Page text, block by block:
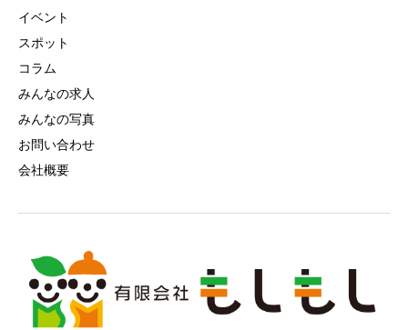
イベント
スポット
コラム
みんなの求人
みんなの写真
お問い合わせ
会社概要